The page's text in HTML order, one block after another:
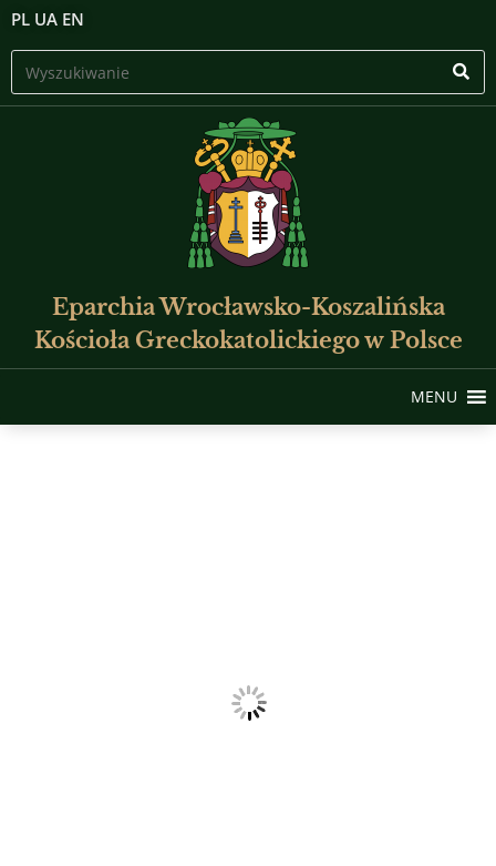
PL UA EN
Eparchia Wrocławsko-Koszalińska
Kościoła Greckokatolickiego w Polsce
MENU